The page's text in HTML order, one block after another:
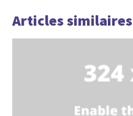
Articles similaires